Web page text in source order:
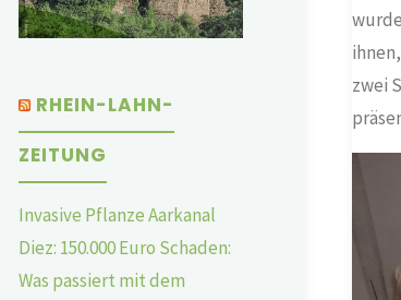
zwei
RHEIN-LAHN-
ZEITUNG
Invasive Pflanze Aarkanal
Diez: 150.000 Euro Schaden:
Was passiert mit dem